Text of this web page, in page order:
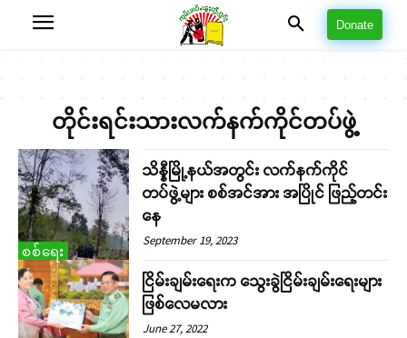
Donate
တိုင်းရင်းသားလက်နက်ကိုင်တပ်ဖွဲ့
စစ်ရေး
သိန္နီမြို့နယ်အတွင်း လက်နက်ကိုင်
တပ်ဖွဲ့များ စစ်အင်အား အပြိုင် ဖြည့်တင်း
နေ
September 19, 2023
ငြိမ်းချမ်းရေးက သွေးခွဲငြိမ်းချမ်းရေးများ
ဖြစ်လေမလား
June 27, 2022